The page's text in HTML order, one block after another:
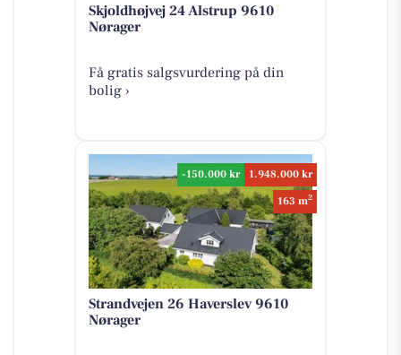
Skjoldhøjvej 24 Alstrup 9610
Nørager
Få gratis salgsvurdering på din
bolig ›
-150.000 kr
1.948.000 kr
163 m2
Strandvejen 26 Haverslev 9610
Nørager